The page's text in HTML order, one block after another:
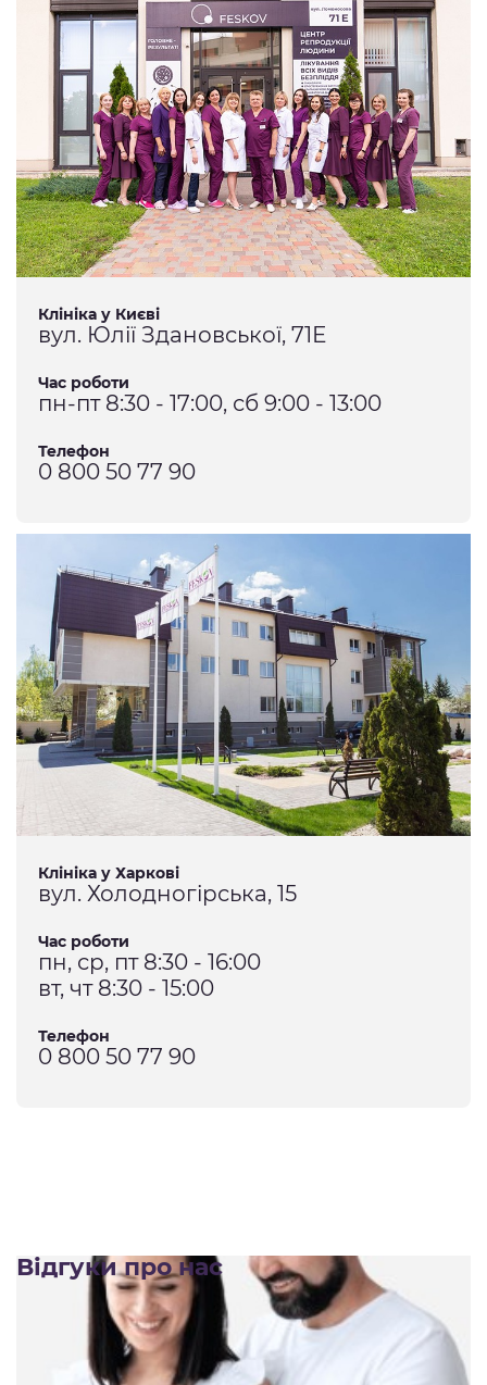
Клініка у Києві
вул. Юлії Здановської, 71Е
Час роботи
пн-пт 8:30 - 17:00, сб 9:00 - 13:00
Телефон
0 800 50 77 90
Клініка у Харкові
вул. Холодногірська, 15
Час роботи
пн, ср, пт 8:30 - 16:00
вт, чт 8:30 - 15:00
Телефон
0 800 50 77 90
Відгуки про нас